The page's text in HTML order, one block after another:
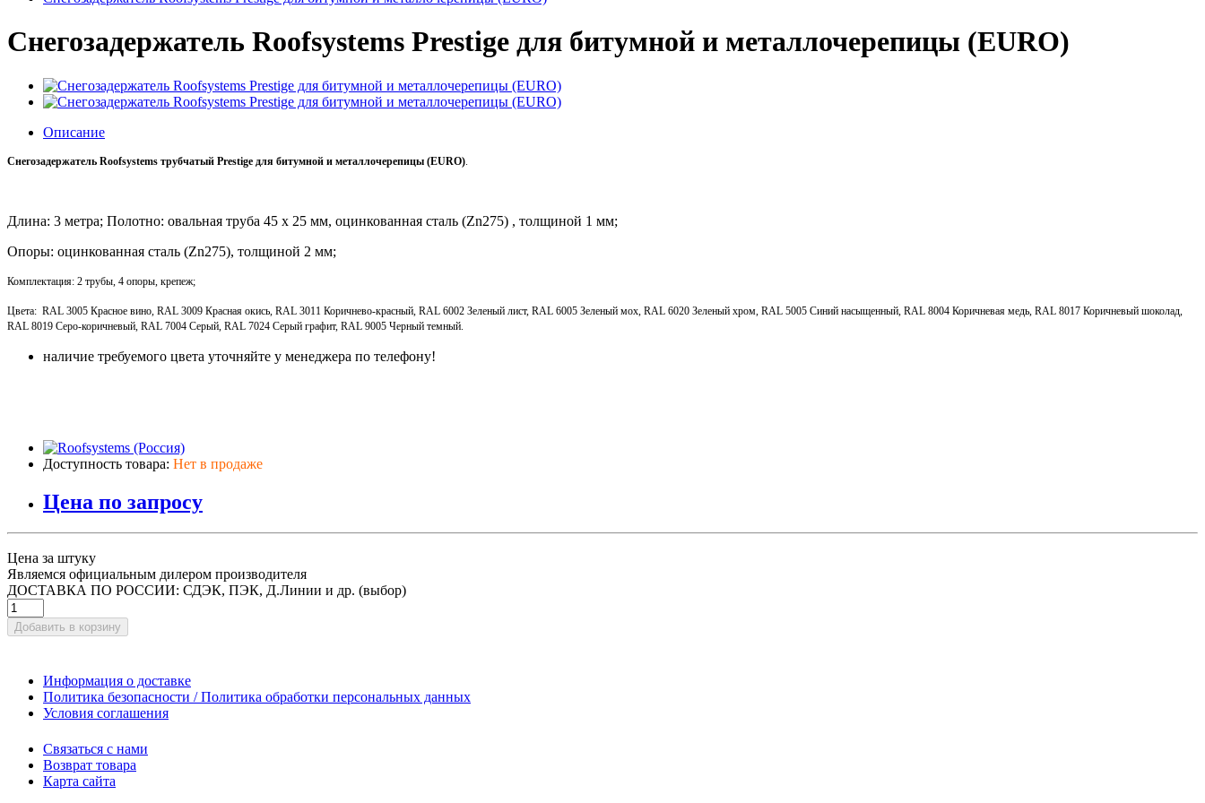
Снегозадержатель Roofsystems Prestige для битумной и металлочерепицы (EURO)
Описание
Снегозадержатель Roofsystems трубчатый Prestige для битумной и металлочерепицы (EURO).
Длина: 3 метра; Полотно: овальная труба 45 x 25 мм, оцинкованная сталь (Zn275) , толщиной 1 мм;
Опоры: оцинкованная сталь (Zn275), толщиной 2 мм;
Комплектация: 2 трубы, 4 опоры, крепеж;
Цвета: RAL 3005 Красное вино, RAL 3009 Красная окись, RAL 3011 Коричнево-красный, RAL 6002 Зеленый лист, RAL 6005 Зеленый мох, RAL 6020 Зеленый хром, RAL 5005 Синий насыщенный, RAL 8004 Коричневая медь, RAL 8017 Коричневый шоколад,
RAL 8019 Серо-коричневый, RAL 7004 Серый, RAL 7024 Серый графит, RAL 9005 Черный темный.
наличие требуемого цвета уточняйте у менеджера по телефону!
Доступность товара: Нет в продаже
Цена по запросу
Цена за штуку
Являемся официальным дилером производителя
ДОСТАВКА ПО РОССИИ: СДЭК, ПЭК, Д.Линии и др. (выбор)
Добавить в корзину
Информация о доставке
Политика безопасности / Политика обработки персональных данных
Условия соглашения
Связаться с нами
Возврат товара
Карта сайта